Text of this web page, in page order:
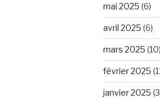
mai 2025 (6)
avril 2025 (6)
mars 2025 (10)
février 2025
janvier 2025